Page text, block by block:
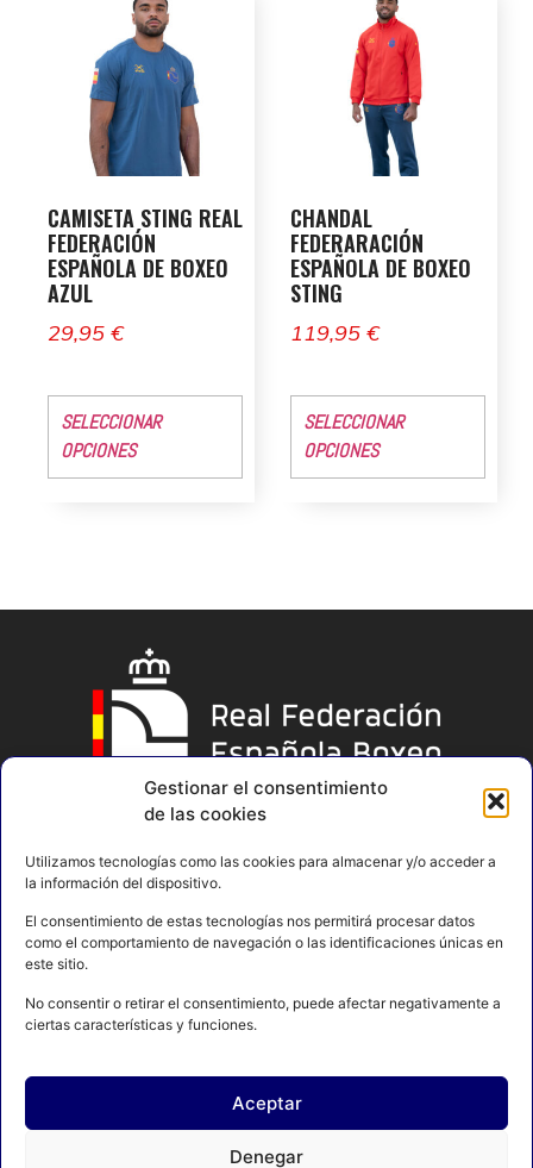
Gestionar el consentimiento
de las cookies
Utilizamos tecnologías como las cookies para almacenar y/o acceder a
la información del dispositivo.
El consentimiento de estas tecnologías nos permitirá procesar datos
como el comportamiento de navegación o las identificaciones únicas en
este sitio.
No consentir o retirar el consentimiento, puede afectar negativamente a
ciertas características y funciones.
Aceptar
Denegar
CAMISETA STING REAL
FEDERACIÓN
ESPAÑOLA DE BOXEO
AZUL
29,95 €
SELECCIONAR
OPCIONES
CHANDAL
FEDERARACIÓN
ESPAÑOLA DE BOXEO
STING
119,95 €
SELECCIONAR
OPCIONES
AVISO LEGAL POLÍTICA DE PRIVACIDAD